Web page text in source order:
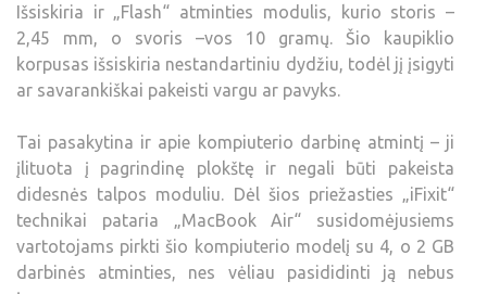
Išsiskiria ir „Flash“ atminties modulis, kurio storis –
2,45 mm, o svoris –vos 10 gramų. Šio kaupiklio
korpusas išsiskiria nestandartiniu dydžiu, todėl jį įsigyti
ar savarankiškai pakeisti vargu ar pavyks.
Tai pasakytina ir apie kompiuterio darbinę atmintį – ji
įlituota į pagrindinę plokštę ir negali būti pakeista
didesnės talpos moduliu. Dėl šios priežasties „iFixit“
technikai pataria „MacBook Air“ susidomėjusiems
vartotojams pirkti šio kompiuterio modelį su 4, o 2 GB
darbinės atminties, nes vėliau pasididinti ją nebus